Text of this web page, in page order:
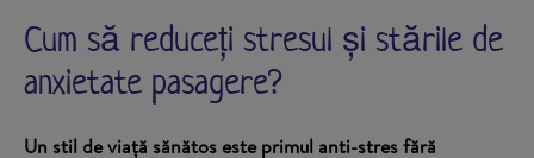
Cum să reduceți stresul și stările de
anxietate pasagere?
Un stil de viață sănătos este primul anti-stres fără